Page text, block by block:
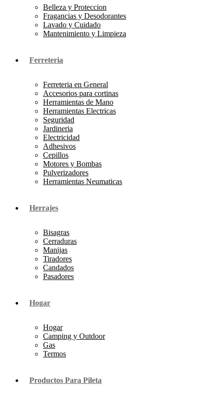
Belleza y Proteccion
Fragancias y Desodorantes
Lavado y Cuidado
Mantenimiento y Limpieza
Ferreteria
Ferreteria en General
Accesorios para cortinas
Herramientas de Mano
Herramientas Electricas
Seguridad
Jardineria
Electricidad
Adhesivos
Cepillos
Motores y Bombas
Pulverizadores
Herramientas Neumaticas
Herrajes
Bisagras
Cerraduras
Manijas
Tiradores
Candados
Pasadores
Hogar
Hogar
Camping y Outdoor
Gas
Termos
Productos Para Pileta